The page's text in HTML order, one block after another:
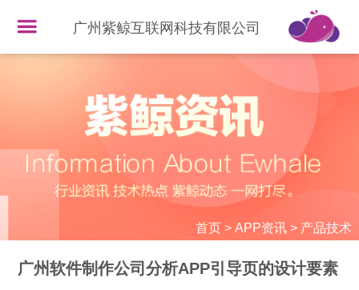
广州紫鲸互联网科技有限公司
首页> APP资讯> 产品技术
广州软件制作公司分析APP引导页的设计要素